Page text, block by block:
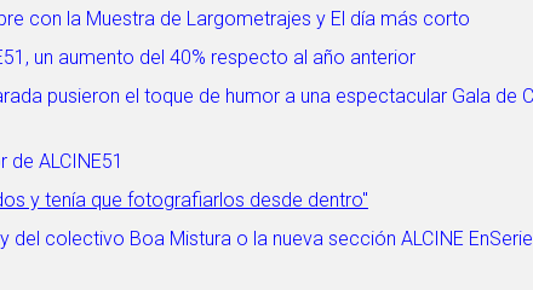
con la Muestra de Largometrajes y El día más corto
un aumento del 40% respecto al año anterior
pusieron el toque de humor a una espectacular Gala de
ALCINE51
y tenía que fotografiarlos desde dentro"
colectivo Boa Mistura o la nueva sección ALCINE